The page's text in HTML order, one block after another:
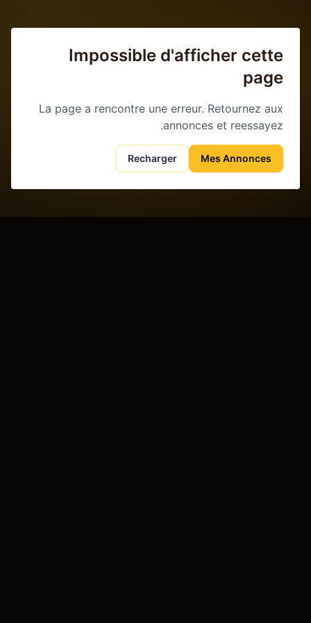
Impossible d'afficher cette
page
La page a rencontre une erreur. Retournez aux
annonces et reessayez.
Mes Annonces
Recharger